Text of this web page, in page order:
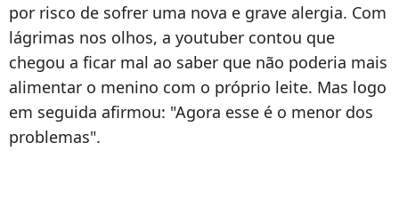
por risco de sofrer uma nova e grave alergia. Com
lágrimas nos olhos, a youtuber contou que
chegou a ficar mal ao saber que não poderia mais
alimentar o menino com o próprio leite. Mas logo
em seguida afirmou: "Agora esse é o menor dos
problemas".